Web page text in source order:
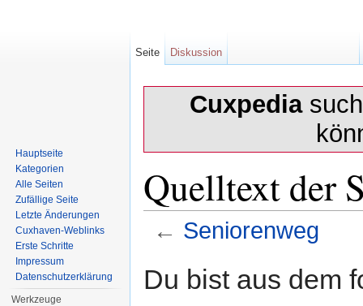
Cuxpedia
Quelltext der
← Seniorenweg
Du bist aus dem
Seite Diskussion
Hauptseite
Kategorien
Alle Seiten
Zufällige Seite
Letzte Änderungen
Cuxhaven-Weblinks
Erste Schritte
Impressum
Datenschutzerklärung
Werkzeuge